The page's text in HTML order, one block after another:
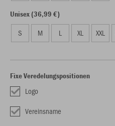
Unisex (36,99 €)
S M L XL XXL
Fixe Veredelungspositionen
Logo
Vereinsname